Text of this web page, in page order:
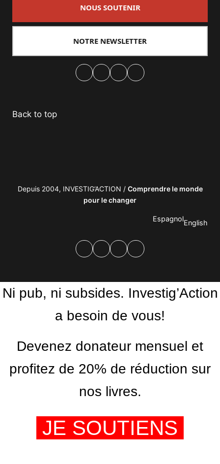
NOUS SOUTENIR
NOTRE NEWSLETTER
Back to top
Depuis 2004, INVESTIG’ACTION / Comprendre le monde
pour le changer
EspagnolEnglish
Ni pub, ni subsides. Investig’Action
a besoin de vous!
Devenez donateur mensuel et
profitez de 20% de réduction sur
nos livres.
JE SOUTIENS